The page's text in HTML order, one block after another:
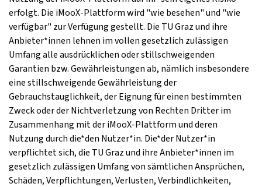
erfolgt. Die iMooX-Plattform wird "wie besehen" und "wie
verfügbar" zur Verfügung gestellt. Die TU Graz und ihre
Anbieter*innen lehnen im vollen gesetzlich zulässigen
Umfang alle ausdrücklichen oder stillschweigenden
Garantien bzw. Gewährleistungen ab, nämlich insbesondere
eine stillschweigende Gewährleistung der
Gebrauchstauglichkeit, der Eignung für einen bestimmten
Zweck oder der Nichtverletzung von Rechten Dritter im
Zusammenhang mit der iMooX-Plattform und deren
Nutzung durch die*den Nutzer*in. Die*der Nutzer*in
verpflichtet sich, die TU Graz und ihre Anbieter*innen im
gesetzlich zulässigen Umfang von sämtlichen Ansprüchen,
Schäden, Verpflichtungen, Verlusten, Verbindlichkeiten,